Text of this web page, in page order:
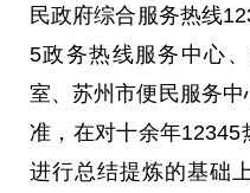
民政府综合服务热线
5政务热线服务中心
室、苏州市便民服务
准，在对十余年12345
进行总结提炼的基础